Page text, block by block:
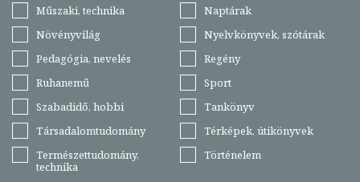
Műszaki, technika
Naptárak
Növényvilág
Nyelvkönyvek, szótárak
Pedagógia, nevelés
Regény
Ruhanemű
Sport
Szabadidő, hobbi
Tankönyv
Társadalomtudomány
Térképek, útikönyvek
Természettudomány,
technika
Történelem